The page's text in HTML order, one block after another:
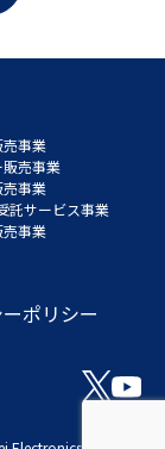
売事業
売事業
売事業
託サービス事業
事業
ポリシー